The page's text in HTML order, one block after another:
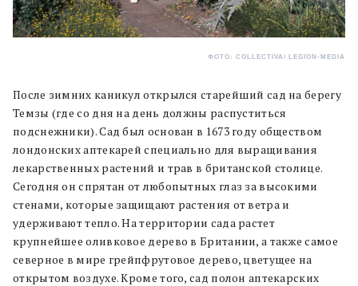
ФОТО: COLLECTIVA/ LEGION-MEDIA
После зимних каникул открылся старейший сад на берегу
Темзы (где со дня на день должны распуститься
подснежники). Сад был основан в 1673 году обществом
лондонских аптекарей специально для выращивания
лекарственных растений и трав в британской столице.
Сегодня он спрятан от любопытных глаз за высокими
стенами, которые защищают растения от ветра и
удерживают тепло. На территории сада растет
крупнейшее оливковое дерево в Британии, а также самое
северное в мире грейпфрутовое дерево, цветущее на
открытом воздухе. Кроме того, сад полон аптекарских